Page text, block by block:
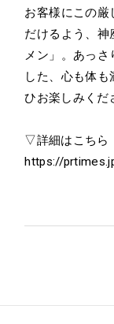
お客様にこの厳
だけるよう、神
メン」。あっ
した、心も体
ひお楽しみくだ
▽詳細はこちら
https://